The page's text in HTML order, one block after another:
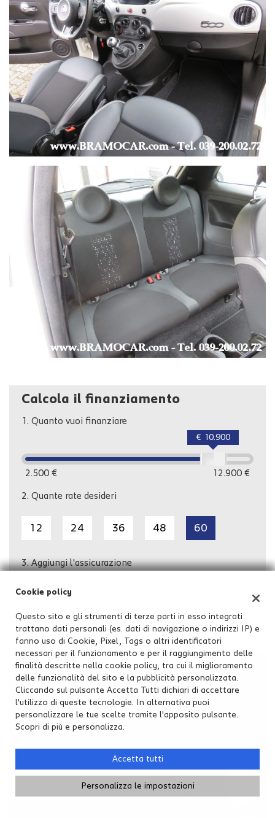
Calcola il finanziamento
1. Quanto vuoi finanziare
2.500 € 12.900 €
€ 10.900
2. Quante rate desideri
12 24 36 48 60
3. Aggiungi l'assicurazione
tuo rimborso. Maggiori informazioni sulla polizza.
Si, sono interessato
No, non sono interessato
La tua rata mensile
(IVA inclusa)
228 €
Importo finanziato: €
Cookie policy
Questo sito e gli strumenti di terze parti in esso integrati
trattano dati personali (es. dati di navigazione o indirizzi IP) e
fanno uso di Cookie, Pixel, Tags o altri identificatori
necessari per il funzionamento e per il raggiungimento delle
finalità descritte nella cookie policy, tra cui il miglioramento
delle funzionalità del sito e la pubblicità personalizzata.
Cliccando sul pulsante Accetta Tutti dichiari di accettare
l'utilizzo di queste tecnologie. In alternativa puoi
personalizzare le tue scelte tramite l'apposito pulsante.
Scopri di più e personalizza.
Accetta tutti
Personalizza le impostazioni